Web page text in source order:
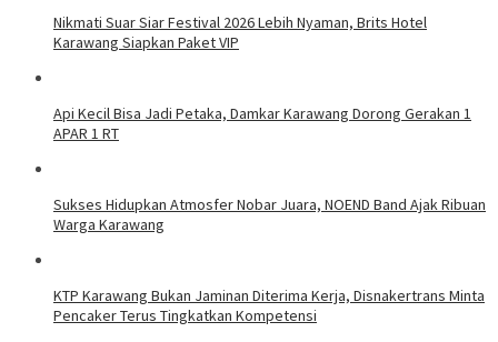
Nikmati Suar Siar Festival 2026 Lebih Nyaman, Brits Hotel
Karawang Siapkan Paket VIP
Api Kecil Bisa Jadi Petaka, Damkar Karawang Dorong Gerakan 1
APAR 1 RT
Sukses Hidupkan Atmosfer Nobar Juara, NOEND Band Ajak Ribuan
Warga Karawang
KTP Karawang Bukan Jaminan Diterima Kerja, Disnakertrans Minta
Pencaker Terus Tingkatkan Kompetensi